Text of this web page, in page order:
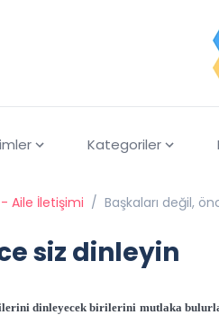
Kategoriler
Aile İletişimi / Başkaları değil,
siz dinleyin
dinleyecek birilerini mutlaka